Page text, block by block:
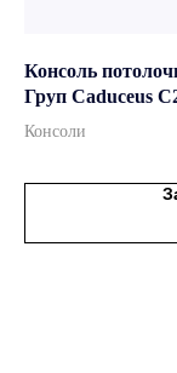
Консоль
Груп Caduceus
Консоли